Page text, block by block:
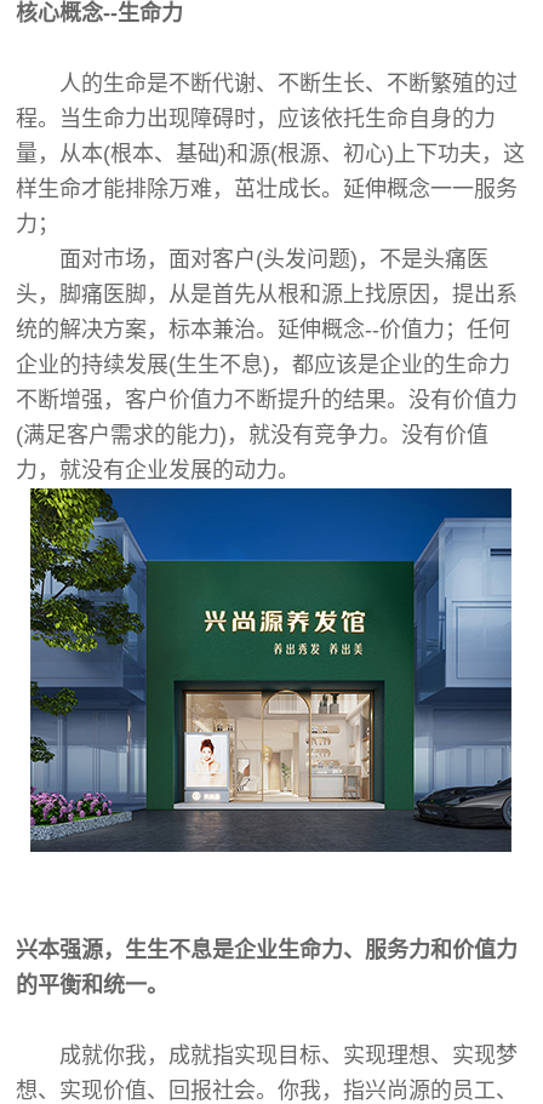
核心概念--生命力
人的生命是不断代谢、不断生长、不断繁殖的过
程。当生命力出现障碍时，应该依托生命自身的力
量，从本(根本、基础)和源(根源、初心)上下功夫，这
样生命才能排除万难，茁壮成长。延伸概念一一服务
力；
面对市场，面对客户(头发问题)，不是头痛医
头，脚痛医脚，从是首先从根和源上找原因，提出系
统的解决方案，标本兼治。延伸概念--价值力；任何
企业的持续发展(生生不息)，都应该是企业的生命力
不断增强，客户价值力不断提升的结果。没有价值力
(满足客户需求的能力)，就没有竞争力。没有价值
力，就没有企业发展的动力。
兴本强源，生生不息是企业生命力、服务力和价值力
的平衡和统一。
成就你我，成就指实现目标、实现理想、实现梦
想、实现价值、回报社会。你我，指兴尚源的员工、